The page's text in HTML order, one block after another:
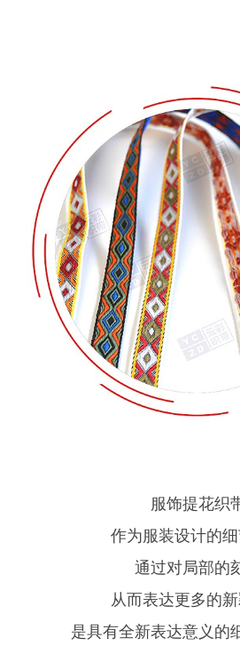
服饰提花织
作为服装设计的
通过对局部的
从而表达更多的
是具有全新表达意义的